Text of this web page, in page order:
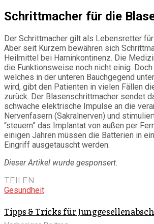
Schrittmacher für die
Der Schrittmacher gilt als Lebensretter
Aber seit Kurzem bewähren sich
Heilmittel bei Harninkontinenz. Die
die Funktionsweise noch nicht einig.
welches in der unteren Bauchgegend
wird, gibt den Patienten in vielen Fällen
zurück. Der Blasenschrittmacher sendet
schwache elektrische Impulse an die
Nervenfasern (Sakralnerven) und
“steuern” das Implantat von außen per
einigen Jahren müssen die Batterien in
Eingriff ausgetauscht werden.
Dieser Artikel wurde gesponsert.
TEILEN
Gesundheit
Tipps & Tricks für